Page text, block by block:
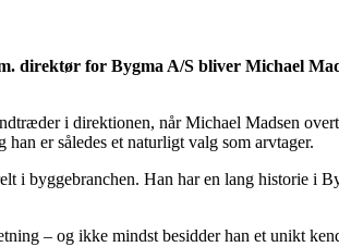
direktør for Bygma A/S bliver Michael
i direktionen, når Michael Madsen
er således et naturligt valg som arvtager.
i byggebranchen. Han har en lang historie i
– og ikke mindst besidder han et unikt